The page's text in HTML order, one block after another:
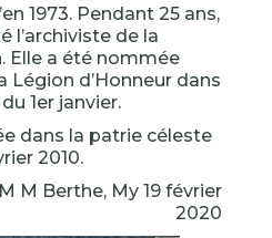
1973. Pendant 25 ans,
l’archiviste de la
Elle a été nommée
Légion d’Honneur dans
1er janvier.
dans la patrie céleste
2010.
M Berthe, My 19 février
2020